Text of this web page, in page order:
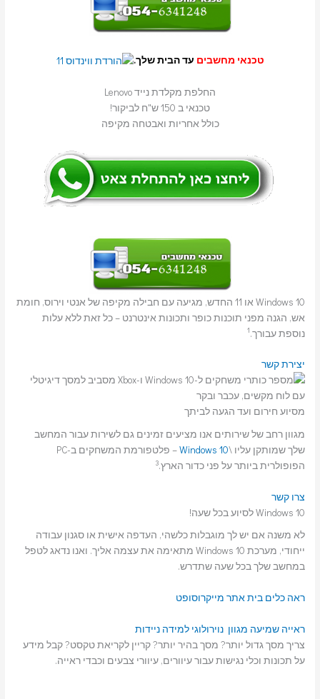
טכנאי מחשבים עד הבית שלך.
החלפת מקלדת נייד Lenovo
טכנאי ב 150 ש"ח לביקור!
כולל אחריות ואבטחה מקיפה
Windows 10 או 11 החדש, מגיעה עם חבילה מקיפה של אנטי וירוס, חומת
אש, הגנה מפני תוכנות כופר ותכונות אינטרנט – כל זאת ללא עלות
נוספת עבורך.1
יצירת קשר
מסיוע חירום ועד הגעה לביתך
מגוון רחב של שירותים אנו מציעים זמינים גם לשירות עבור המחשב
שלך שמותקן עליו \Windows 10
– פלטפורמת המשחקים ב-PC
הפופולרית ביותר על פני כדור הארץ.3
צרו קשר
Windows 10 לסיוע בכל שעה!
לא משנה אם יש לך מוגבלות כלשהי, העדפה אישית או סגנון עבודה
ייחודי, מערכת Windows 10 מתאימה את עצמה אליך. ואנו נדאג לטפל
במחשב שלך בכל שעה שתדרש.
ראה כלים בית אתר מייקרוסופט
ראייה שמיעה מגוון נוירולוגי למידה ניידות
צריך מסך גדול יותר? מסך בהיר יותר? קריין לקריאת טקסט? קבל מידע
על תכונות וכלי נגישות עבור עיוורים, עיוורי צבעים וכבדי ראייה.